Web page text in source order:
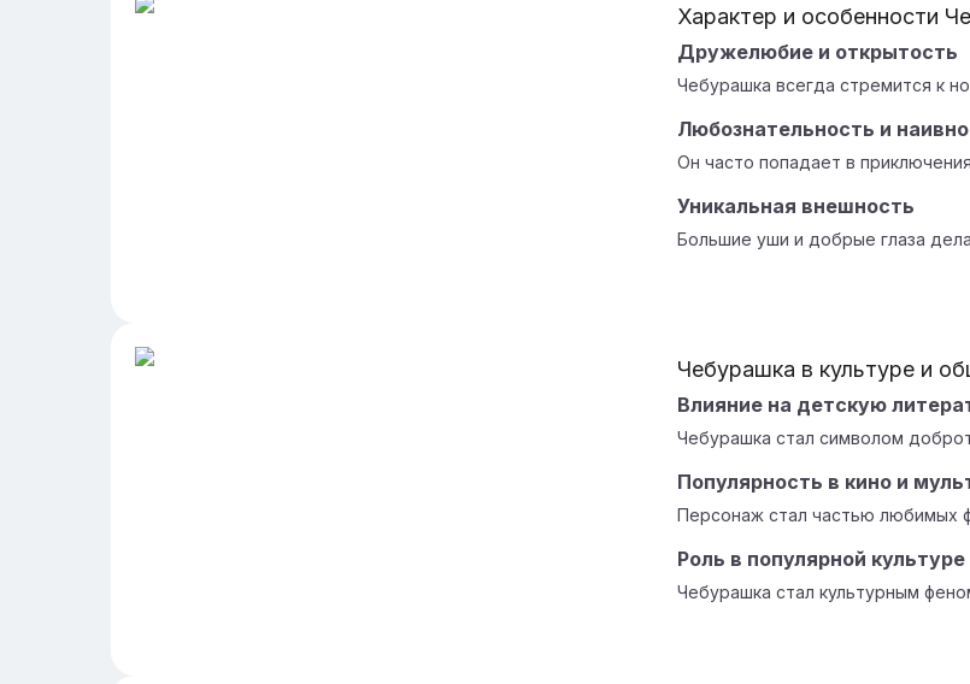
Характер и особенности
Дружелюбие и открытость
Чебурашка всегда стремится к
Любознательность и
Он часто попадает в
Уникальная внешность
Большие уши и добрые глаза
Чебурашка в культуре и
Влияние на детскую
Чебурашка стал символом
Популярность в кино и
Персонаж стал частью любимых
Роль в популярной культуре
Чебурашка стал культурным